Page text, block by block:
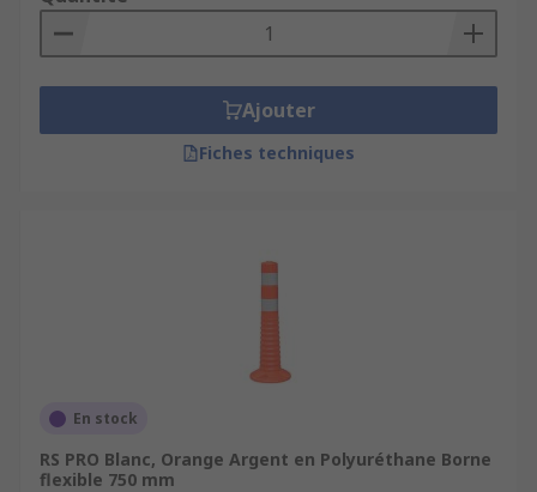
Ajouter
Fiches techniques
En stock
RS PRO Blanc, Orange Argent en Polyuréthane Borne
flexible 750 mm